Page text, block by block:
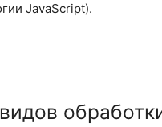
JavaScript).